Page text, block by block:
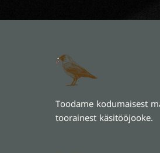
Toodame kodumaisest
toorainest käsitööjooke.